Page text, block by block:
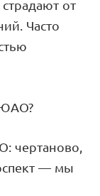
от
Часто
чертаново,
— мы